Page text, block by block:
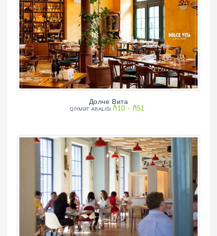
Долче Вита
QİYMƏT ARALIĞI₼10 - ₼51